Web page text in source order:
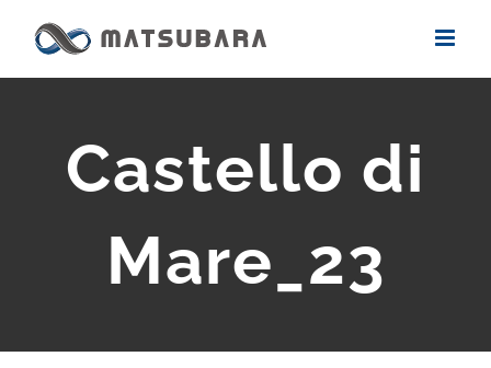
content
Castello di
Mare_23